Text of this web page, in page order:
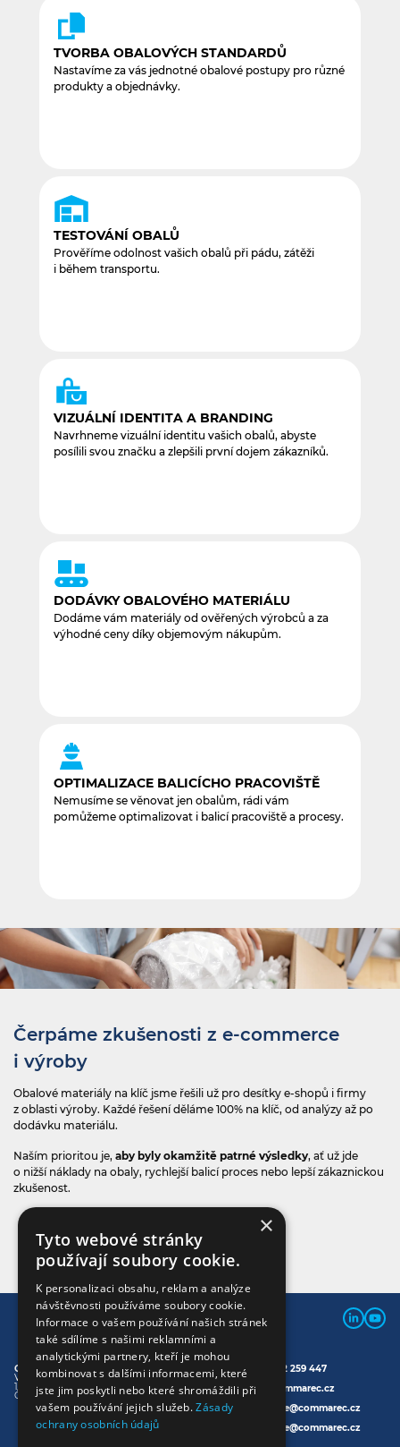
TVORBA OBALOVÝCH STANDARDŮ
Nastavíme za vás jednotné obalové postupy pro různé
produkty a objednávky.
TESTOVÁNÍ OBALŮ
Prověříme odolnost vašich obalů při pádu, zátěži
i během transportu.
VIZUÁLNÍ IDENTITA A BRANDING
Navrhneme vizuální identitu vašich obalů, abyste
posílili svou značku a zlepšili první dojem zákazníků.
DODÁVKY OBALOVÉHO MATERIÁLU
Dodáme vám materiály od ověřených výrobců a za
výhodné ceny díky objemovým nákupům.
OPTIMALIZACE BALICÍCHO PRACOVIŠTĚ
Nemusíme se věnovat jen obalům, rádi vám
pomůžeme optimalizovat i balicí pracoviště a procesy.
Čerpáme zkušenosti z e‑commerce
i výroby
Obalové materiály na klíč jsme řešili už pro desítky e‍-‍shopů i firmy
z oblasti výroby. Každé řešení děláme 100% na klíč, od analýzy až po
dodávku materiálu.
Naším prioritou je, aby byly okamžitě patrné výsledky, ať už jde
o nižší náklady na obaly, rychlejší balicí proces nebo lepší zákaznickou
zkušenost.
POSLAT POPTÁVKU
Commarec s.r.o.
Varšavská 715/36
120 00 Praha 2
Česká republika
Telefon:
+420 702 259 447
E-mail:
info@commarec.cz
Faktury:
fakturace@commarec.cz
executive@commarec.cz
×
Tyto webové stránky
používají soubory cookie.
K personalizaci obsahu, reklam a analýze
návštěvnosti používáme soubory cookie.
Informace o vašem používání našich stránek
také sdílíme s našimi reklamními a
analytickými partnery, kteří je mohou
kombinovat s dalšími informacemi, které
jste jim poskytli nebo které shromáždili při
vašem používání jejich služeb.Zásady
ochrany osobních údajů